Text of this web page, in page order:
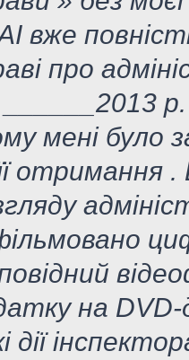
вже
про
______2013
мені було
отримання
на
дії